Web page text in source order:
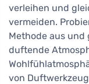
verleihen und
vermeiden.
Methode aus und
duftende
von